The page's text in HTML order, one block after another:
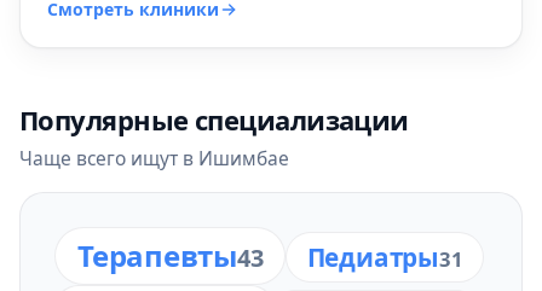
Смотреть клиники
Популярные специализации
Чаще всего ищут в Ишимбае
Терапевты43 Педиатры31